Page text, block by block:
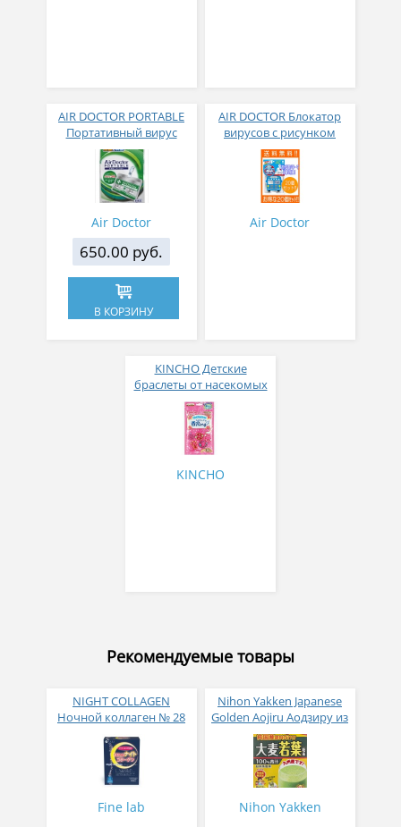
AIR DOCTOR PORTABLE
Портативный вирус
блокер бейдж
Air Doctor
650.00 руб.
В КОРЗИНУ
AIR DOCTOR Блокатор
вирусов с рисунком
автобус для детей с
клипсой сэт 20 шт
Air Doctor
KINCHO Детские
браслеты от насекомых
и комаров с ароматом
розы 30 штук
KINCHO
Рекомендуемые товары
NIGHT COLLAGEN
Ночной коллаген № 28
Fine lab
Nihon Yakken Japanese
Golden Aojiru Аодзиру из
листьев молодого
ячменя
Nihon Yakken